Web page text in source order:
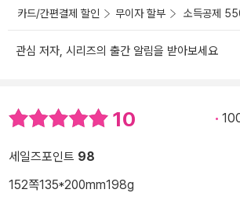
카드/간편결제 할인 무이자 할부 소득공제
관심 저자, 시리즈의 출간 알림을 받아보세요
10
세일즈포인트 98
152쪽135*200mm198g